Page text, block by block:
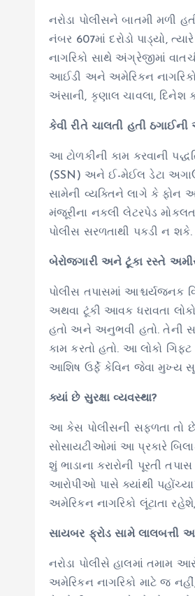
નરોડા પોલીસને બાતમી મળી
નંબર 607માં દરોડો પાડ્યો,
નાગરિકો સાથે અંગ્રેજીમાં
આઈડી અને અમેરિકન
અંસાની, કૃણાલ ચાવલા,
કેવી રીતે ચાલતી હતી
આ ટોળકીની કામ કરવાની
(SSN) અને ઈ-મેઈલ ડેટા
સામેની વ્યક્તિને લાગે કે ફોન
મંજૂરીના નકલી લેટરપેડ
પોલીસ સરળતાથી પકડી ન
બેરોજગારી અને ટૂંકા રસ્તે
પોલીસ તપાસમાં આશ્ચર્યજનક
અથવા ટૂંકી આવક ધરાવતા
હતો અને અનુભવી હતો. તેની
કામ કરતો હતો. આ લોકો
આશિષ ઉર્ફે કેવિન જેવા મુખ્ય
ક્યાં છે સુરક્ષા વ્યવસ્થા?
આ કેસ પોલીસની સફળતા તો
સોસાયટીઓમાં આ પ્રકારે
શું ભાડાના કરારોની પૂરતી
આરોપીઓ પાસે ક્યાંથી
અમેરિકન નાગરિકો લૂંટાતા
સાયબર ફ્રોડ સામે લાલબત્તી
નરોડા પોલીસે હાલમાં
અમેરિકન નાગરિકો માટે જ